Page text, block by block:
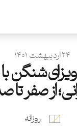
۲۴ اردیبهشت ۱۴۰۱
شنگن
از صفر تا
روزانه